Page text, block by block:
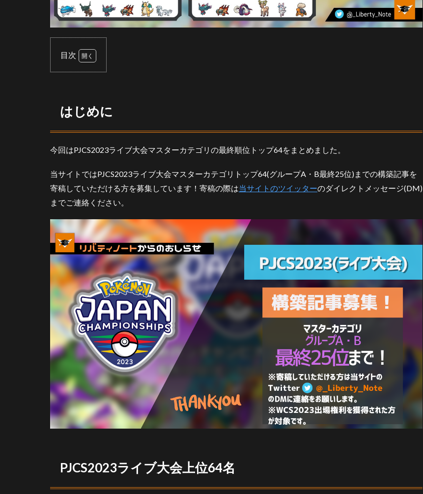
目次
に
ライブ大
名
3
さ
ご
に
はじめに
今回はPJCS2023ライブ大会マスターカテゴリの最終順位トップ64をまとめました。
当サイトではPJCS2023ライブ大会マスターカテゴリトップ64(グループA・B最終25位)までの構築記事を
寄稿していただける方を募集しています！ 寄稿の際は当サイトのツイッターのダイレクトメッセージ(DM)
までご連絡ください。
PJCS2023ライブ大会上位64名